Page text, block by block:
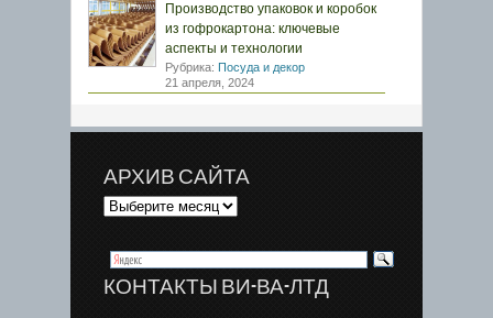
Производство упаковок и коробок
из гофрокартона: ключевые
аспекты и технологии
Рубрика: Посуда и декор
21 апреля, 2024
АРХИВ САЙТА
КОНТАКТЫ ВИ-ВА-ЛТД